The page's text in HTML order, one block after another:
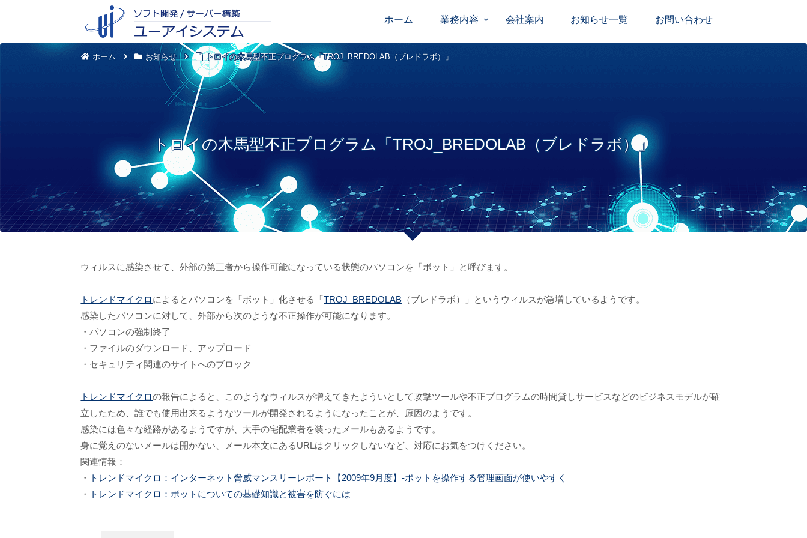
ホーム 業務内容 会社案内 お知らせ一覧 お問い合わせ
ホーム お知らせ トロイの木馬型不正プログラム「TROJ_BREDOLAB（ブレドラボ）」
トロイの木馬型不正プログラム「TROJ_BREDOLAB（ブレドラボ）」
ウィルスに感染させて、外部の第三者から操作可能になっている状態のパソコンを「ボット」と呼びます。
トレンドマイクロによるとパソコンを「ボット」化させる「TROJ_BREDOLAB （ブレドラボ）」というウィルスが急増しているようです。
感染したパソコンに対して、外部から次のような不正操作が可能になります。
・パソコンの強制終了
・ファイルのダウンロード、アップロード
・セキュリティ関連のサイトへのブロック
トレンドマイクロの報告によると、このようなウィルスが増えてきたよういとして攻撃ツールや不正プログラムの時間貸しサービスなどのビジネスモデルが確
立したため、誰でも使用出来るようなツールが開発されるようになったことが、原因のようです。
感染には色々な経路があるようですが、大手の宅配業者を装ったメールもあるようです。
身に覚えのないメールは開かない、メール本文にあるURLはクリックしないなど、対応にお気をつけください。
関連情報：
・
トレンドマイクロ：インターネット脅威マンスリーレポート【2009年9月度】-ボットを操作する管理画面が使いやすく
・
トレンドマイクロ：ボットについての基礎知識と被害を防ぐには